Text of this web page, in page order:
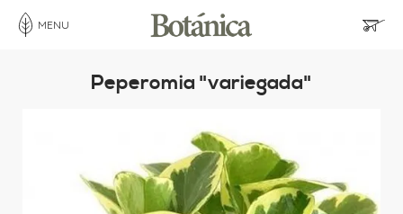
MENU
Peperomia "variegada"